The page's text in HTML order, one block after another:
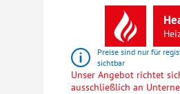
Preise sind nur für
sichtbar
Unser Angebot richtet
ausschließlich an